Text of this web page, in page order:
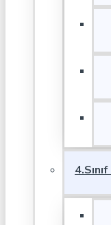
4.Sınıf